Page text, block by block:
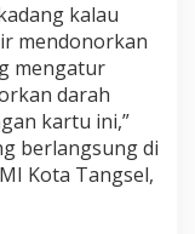
kalau
mendonorkan
mengatur
darah
kartu ini,”
berlangsung di
Kota Tangsel,